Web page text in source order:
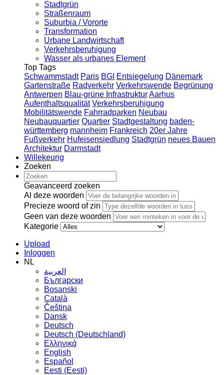
Stadtgrün
Straßenraum
Suburbia / Vororte
Transformation
Urbane Landwirtschaft
Verkehrsberuhigung
Wasser als urbanes Element
Top Tags
Schwammstadt Paris BGI Entsiegelung Dänemark
Gartenstraße Radverkehr Verkehrswende Begrünung
Antwerpen Blau-grüne InfrastrukturAarhus
Aufenthaltsqualität Verkehrsberuhigung
Mobilitätswende Fahrradparken Neubau
Neubauquartier Quartier Stadtgestaltung baden-
württemberg mannheim Frankreich 20er Jahre
Fußverkehr Hufeisensiedlung Stadtgrün neues Bauen
Architektur Darmstadt
Willekeurig
Zoeken
Geavanceerd zoeken
Al deze woorden
Precieze woord of zin
Geen van deze woorden
Kategorie
Upload
Inloggen
NL
العربية
Български
Bosanski
Сatalà
Čeština
Dansk
Deutsch
Deutsch (Deutschland)
Ελληνικά
English
Español
Eesti (Eesti)